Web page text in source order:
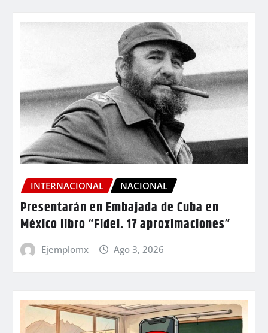
INTERNACIONAL NACIONAL
Presentarán en Embajada de Cuba en
México libro “Fidel. 17 aproximaciones”
Ejemplomx Ago 3, 2026